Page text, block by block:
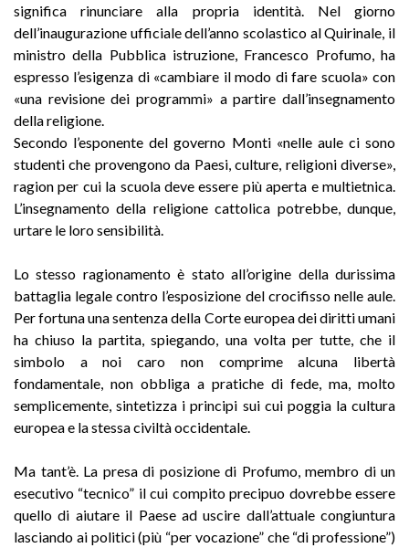
significa rinunciare alla propria identità. Nel giorno
dell’inaugurazione ufficiale dell’anno scolastico al Quirinale, il
ministro della Pubblica istruzione, Francesco Profumo, ha
espresso l’esigenza di «cambiare il modo di fare scuola» con
«una revisione dei programmi» a partire dall’insegnamento
della religione.
Secondo l’esponente del governo Monti «nelle aule ci sono
studenti che provengono da Paesi, culture, religioni diverse»,
ragion per cui la scuola deve essere più aperta e multietnica.
L’insegnamento della religione cattolica potrebbe, dunque,
urtare le loro sensibilità.
Lo stesso ragionamento è stato all’origine della durissima
battaglia legale contro l’esposizione del crocifisso nelle aule.
Per fortuna una sentenza della Corte europea dei diritti umani
ha chiuso la partita, spiegando, una volta per tutte, che il
simbolo a noi caro non comprime alcuna libertà
fondamentale, non obbliga a pratiche di fede, ma, molto
semplicemente, sintetizza i principi sui cui poggia la cultura
europea e la stessa civiltà occidentale.
Ma tant’è. La presa di posizione di Profumo, membro di un
esecutivo “tecnico” il cui compito precipuo dovrebbe essere
quello di aiutare il Paese ad uscire dall’attuale congiuntura
lasciando ai politici (più “per vocazione” che “di professione”)